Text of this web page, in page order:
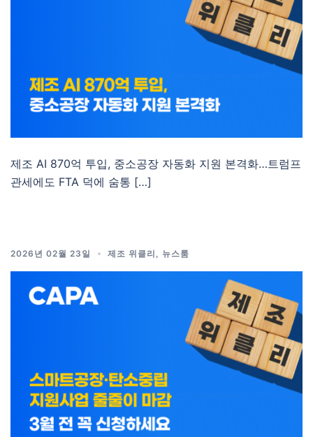
제조 AI 870억 투입, 중소공장 자동화 지원 본격화…트럼프
관세에도 FTA 덕에 숨통 […]
2026년 02월 23일 제조 위클리 뉴스룸